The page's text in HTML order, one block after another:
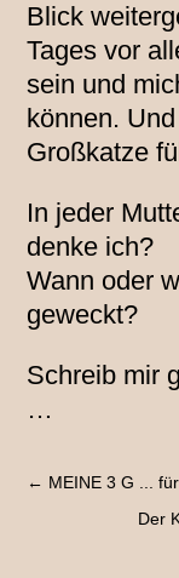
Blick
Tages vor
sein und
können.
Großkatze
In jeder
denke ich?
Wann oder
geweckt?
Schreib mir
…
← MEINE 3 G ...
Der